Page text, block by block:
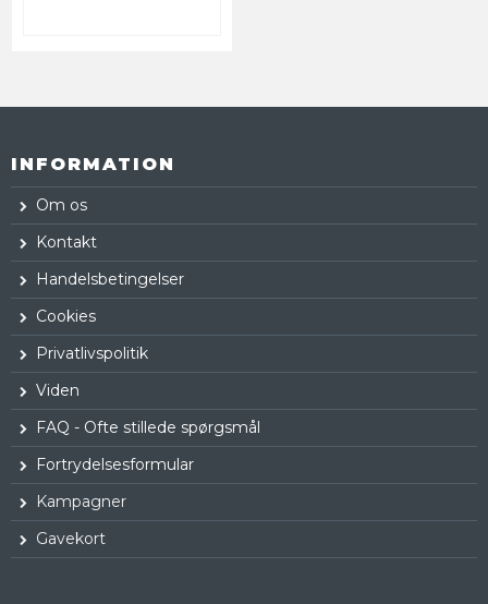
INFORMATION
Om os
Kontakt
Handelsbetingelser
Cookies
Privatlivspolitik
Viden
FAQ - Ofte stillede spørgsmål
Fortrydelsesformular
Kampagner
Gavekort